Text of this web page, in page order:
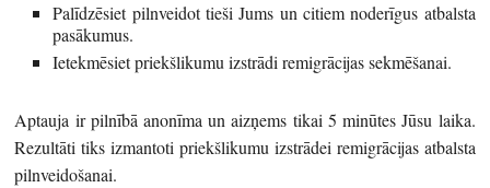
Palīdzēsiet pilnveidot tieši Jums un citiem noderīgus atbalsta
pasākumus.
Ietekmēsiet priekšlikumu izstrādi remigrācijas sekmēšanai.
Aptauja ir pilnībā anonīma un aizņems tikai 5 minūtes Jūsu laika.
Rezultāti tiks izmantoti priekšlikumu izstrādei remigrācijas atbalsta
pilnveidošanai.